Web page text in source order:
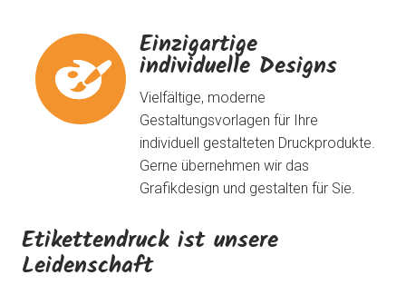
Einzigartige
individuelle Designs
Vielfältige, moderne
Gestaltungsvorlagen für Ihre
individuell gestalteten Druckprodukte.
Gerne übernehmen wir das
Grafikdesign und gestalten für Sie.
Etikettendruck ist unsere
Leidenschaft